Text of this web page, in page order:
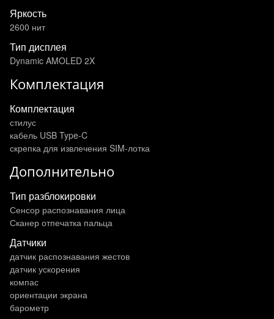
Яркость
2600 нит
Тип дисплея
Dynamic AMOLED 2X
Комплектация
Комплектация
стилус
кабель USB Type-C
скрепка для извлечения SIM-лотка
Дополнительно
Тип разблокировки
Сенсор распознавания лица
Сканер отпечатка пальца
Датчики
датчик распознавания жестов
датчик ускорения
компас
ориентации экрана
барометр